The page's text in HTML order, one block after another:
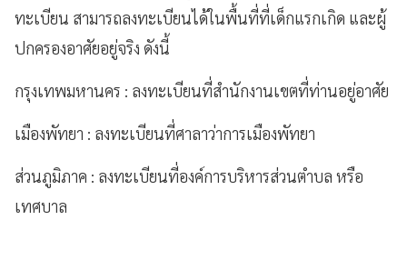
ทะเบียน สามารถลงทะเบียนได้ในพื้นที่ที่เด็กแรกเกิด และผู้
ปกครองอาศัยอยู่จริง ดังนี้
กรุงเทพมหานคร : ลงทะเบียนที่สํานักงานเขตที่ท่านอยู่อาศัย
เมืองพัทยา : ลงทะเบียนที่ศาลาว่าการเมืองพัทยา
ส่วนภูมิภาค : ลงทะเบียนที่องค์การบริหารส่วนตําบล หรือ
เทศบาล